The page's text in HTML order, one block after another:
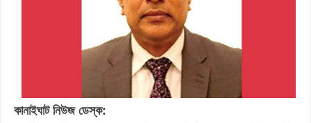
কানাইঘাট নিউজ ডেস্ক: